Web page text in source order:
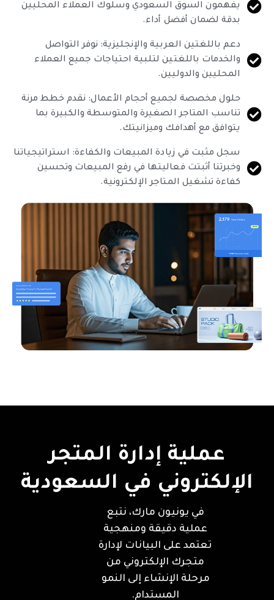
يفهمون السوق السعودي وسلوك العملاء المحليين
بدقة لضمان أفضل أداء.
دعم باللغتين العربية والإنجليزية: نوفر التواصل
والخدمات باللغتين لتلبية احتياجات جميع العملاء
المحليين والدوليين.
حلول مخصصة لجميع أحجام الأعمال: نقدم خطط مرنة
تناسب المتاجر الصغيرة والمتوسطة والكبيرة بما
يتوافق مع أهدافك وميزانيتك.
سجل مثبت في زيادة المبيعات والكفاءة: استراتيجياتنا
وخبرتنا أثبتت فعاليتها في رفع المبيعات وتحسين
كفاءة تشغيل المتاجر الإلكترونية.
عملية إدارة المتجر
الإلكتروني في السعودية
في يونيون مارك، نتبع
عملية دقيقة ومنهجية
تعتمد على البيانات لإدارة
متجرك الإلكتروني من
مرحلة الإنشاء إلى النمو
المستدام.